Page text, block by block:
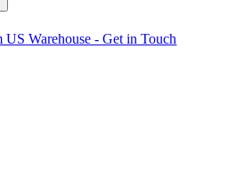
US Warehouse - Get in Touch